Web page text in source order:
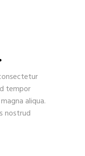
tempor
aliqua.
nostrud